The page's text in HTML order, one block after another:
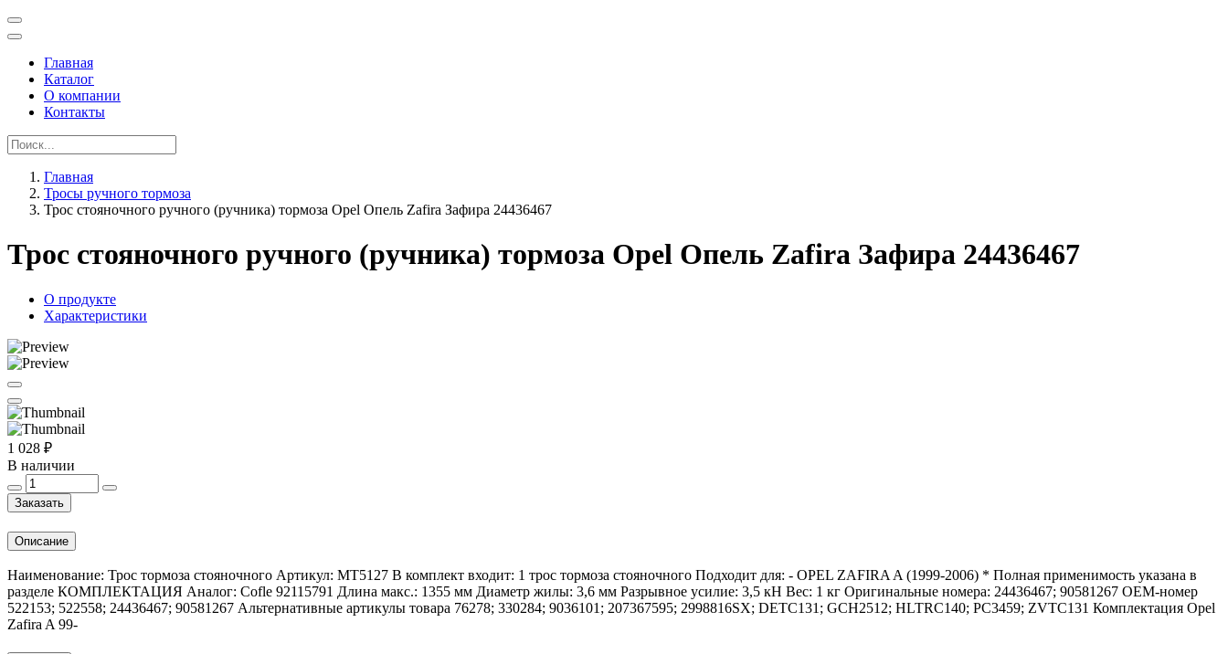
Главная
Каталог
О компании
Контакты
Главная
Тросы ручного тормоза
Трос стояночного ручного (ручника) тормоза Opel Опель Zafira Зафира 24436467
Трос стояночного ручного (ручника) тормоза Opel Опель Zafira Зафира 24436467
О продукте
Характеристики
1 028 ₽
В наличии
Заказать
Описание
Наименование: Трос тормоза стояночного Артикул: MT5127 В комплект входит: 1 трос тормоза стояночного Подходит для: - OPEL ZAFIRA A (1999-2006) * Полная применимость указана в
разделе КОМПЛЕКТАЦИЯ Аналог: Cofle 92115791 Длина макс.: 1355 мм Диаметр жилы: 3,6 мм Разрывное усилие: 3,5 кН Вес: 1 кг Оригинальные номера: 24436467; 90581267 OEM-номер
522153; 522558; 24436467; 90581267 Альтернативные артикулы товара 76278; 330284; 9036101; 207367595; 2998816SX; DETC131; GCH2512; HLTRC140; PC3459; ZVTC131 Комплектация Opel
Zafira A 99-